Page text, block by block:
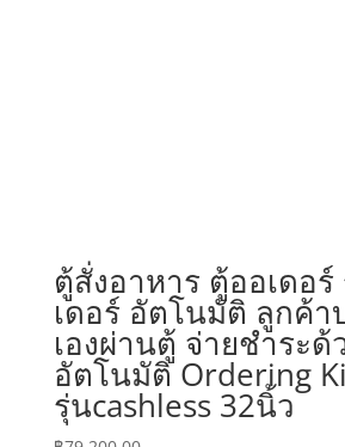
ตู้สั่งอาหาร ตู้ออเดอ
เดอร์ อัตโนมัติ ลูกค้า
เองผ่านตู้ จ่ายชำระด้
อัตโนมัติ Ordering
รุ่นcashless 32นิ้ว